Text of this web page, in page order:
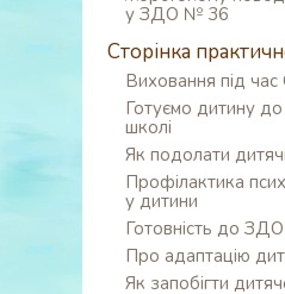
у ЗДО № 36
Сторінка
Виховання під
Готуємо дитину
школі
Як подолати
Профілактика
у дитини
Готовність до ЗДО
Про адаптацію
Як запобігти